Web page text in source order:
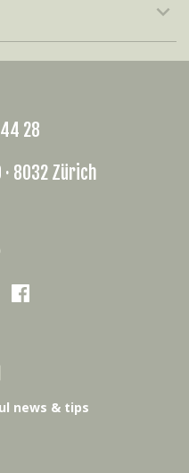
28
8032 Zürich
news & tips